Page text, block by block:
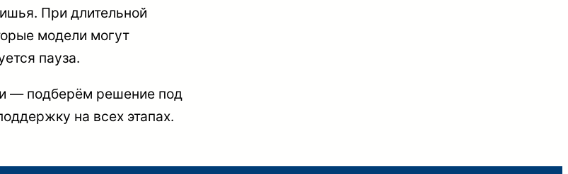
При длительной
модели могут
пауза.
— подберём решение под
на всех этапах.